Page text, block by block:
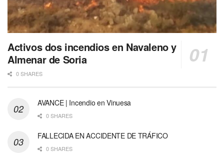
Activos dos incendios en Navaleno y
Almenar de Soria
0 SHARES
AVANCE | Incendio en Vinuesa
0 SHARES
FALLECIDA EN ACCIDENTE DE TRÁFICO
0 SHARES